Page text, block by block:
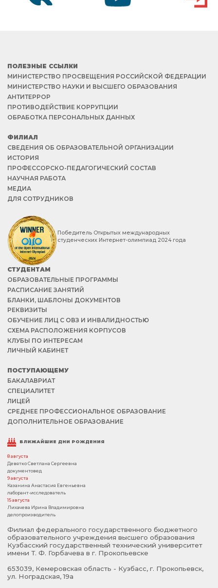
ПОЛЕЗНЫЕ ССЫЛКИ
МИНИСТЕРСТВО ПРОСВЕЩЕНИЯ РОССИЙСКОЙ ФЕДЕРАЦИИ
МИНИСТЕРСТВО НАУКИ И ВЫСШЕГО ОБРАЗОВАНИЯ
АНТИТЕРРОР
ПРОТИВОДЕЙСТВИЕ КОРРУПЦИИ
ОБРАБОТКА ПЕРСОНАЛЬНЫХ ДАННЫХ
ФИЛИАЛ
СВЕДЕНИЯ ОБ ОБРАЗОВАТЕЛЬНОЙ ОРГАНИЗАЦИИ
ИСТОРИЯ
ПРОФЕССОРСКО-ПЕДАГОГИЧЕСКИЙ СОСТАВ
НАУЧНАЯ РАБОТА
МЕДИА
ДЛЯ СОТРУДНИКОВ
Победитель Открытых международных
студенческих Интернет-олимпиад 2024 года
СТУДЕНТАМ
ОБРАЗОВАТЕЛЬНЫЕ ПРОГРАММЫ
РАСПИСАНИЕ ЗАНЯТИЙ
БЛАНКИ, ШАБЛОНЫ ДОКУМЕНТОВ
РЕКВИЗИТЫ
ОБУЧЕНИЕ ЛИЦ С ОВЗ И ИНВАЛИДНОСТЬЮ
СХЕМА РАСПОЛОЖЕНИЯ КОРПУСОВ
КЛУБЫ ПО ИНТЕРЕСАМ
ЛИЧНЫЙ КАБИНЕТ
ПОСТУПАЮЩЕМУ
БАКАЛАВРИАТ
СПЕЦИАЛИТЕТ
ЛИЦЕЙ
СРЕДНЕЕ ПРОФЕССИОНАЛЬНОЕ ОБРАЗОВАНИЕ
ДОПОЛНИТЕЛЬНОЕ ОБРАЗОВАНИЕ
БЛИЖАЙШИЕ ДНИ РОЖДЕНИЯ
8 августа
Девятко Светлана Сергеевна
документовед
9 августа
Казанина Анастасия Евгеньевна
лаборант-исследователь
15 августа
Лихачева Ирина Владимировна
делопроизводитель
Филиал федерального государственного бюджетного
образовательного учреждения высшего образования
Кузбасский государственный технический университет
имени Т. Ф. Горбачева в г. Прокопьевске
653039, Кемеровская область - Кузбасс, г. Прокопьевск,
ул. Ноградская, 19а